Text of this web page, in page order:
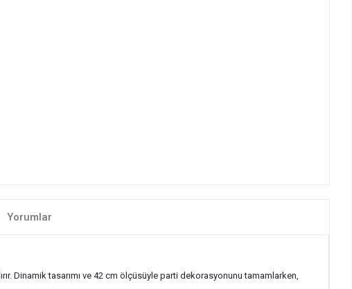
Yorumlar
Dinamik tasarımı ve 42 cm ölçüsüyle parti dekorasyonunu tamamlarken,